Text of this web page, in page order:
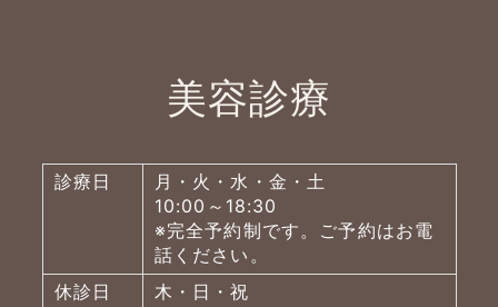
美容診療
診療日
月・火・水・金・土
10:00～18:30
※完全予約制です。ご予約はお電
話ください。
休診日
木・日・祝